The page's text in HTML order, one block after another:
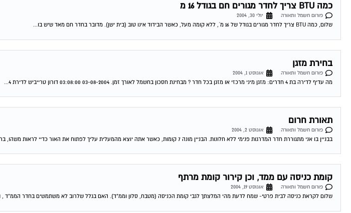
כמה BTU צריך לחדר מגורים חם בגודל 16 מ
פורום חשמל ותאורה
יולי 30, 2004
שלום, כמה BTU צריך לחדר מגורים בגודל של 16 מ´, ללא קומה מעל, כאשר הבידוד אינו טוב (בית ישן). מדובר בחדר חם מאד שיש בו...
בחירת מזגן
פורום חשמל ותאורה
אוגוסט 1, 2004
מה עדיף לדירה בת 4 חדרים: מזגן מיני מרכזי או מזגן בכל חדר ? מבחינת חסכון בחשמל לאורך זמן. 03-08-2004 03:08:00 דורון טרייביש לדירת 4...
תאורת חרום
פורום חשמל ותאורה
אוגוסט 2, 2004
בבניין בו אני מתגוררת חדר המדרגות פנימי ללא חלונות. הבניין מונה 7 קומות, כאשר אתה יוצא מהמעלית עליך לפתוח את האור כדיי לראות משהו, ברצוננו...
קומת כניסה עם ממד, וכן קירור קומת מרתף
פורום חשמל ותאורה
אוגוסט 19, 2004
שלום לקראת כניסה לבית פרטי- שמח לדעת מהי המלצתך לגבי קומת הכניסה (מטבח, סלון וממ"ד). האם בגלל שלרוב לא משתמשים בחדר הממ"ד